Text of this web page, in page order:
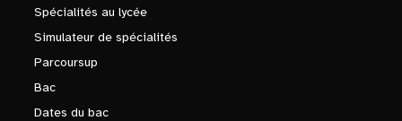
Spécialités au lycée
Simulateur de spécialités
Parcoursup
Bac
Dates du bac